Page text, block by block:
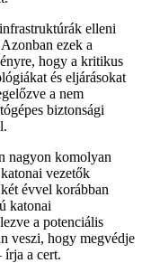
elleni
ezek a
hogy a kritikus
és eljárásokat
a nem
biztonsági
nagyon komolyan
vezetők
évvel korábban
katonai
a potenciális
veszi, hogy megvédje
írja a cert.